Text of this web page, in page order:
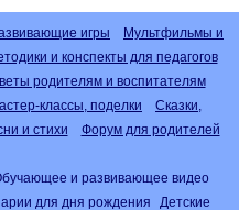
игры
Мультфильмы и
и конспекты для педагогов
родителям и воспитателям
классы, поделки
Сказки,
и стихи Форум для родителей
и развивающее видео
для дня рождения
Детские